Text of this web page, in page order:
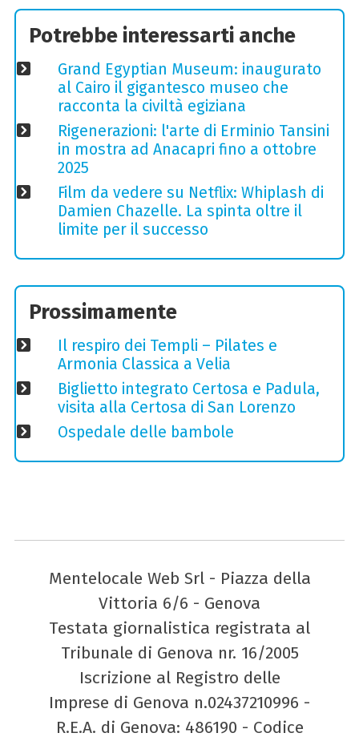
Potrebbe interessarti anche
Grand Egyptian Museum: inaugurato
al Cairo il gigantesco museo che
racconta la civiltà egiziana
Rigenerazioni: l'arte di Erminio Tansini
in mostra ad Anacapri fino a ottobre
2025
Film da vedere su Netflix: Whiplash di
Damien Chazelle. La spinta oltre il
limite per il successo
Prossimamente
Il respiro dei Templi – Pilates e
Armonia Classica a Velia
Biglietto integrato Certosa e Padula,
visita alla Certosa di San Lorenzo
Ospedale delle bambole
Mentelocale Web Srl - Piazza della
Vittoria 6/6 - Genova
Testata giornalistica registrata al
Tribunale di Genova nr. 16/2005
Iscrizione al Registro delle
Imprese di Genova n.02437210996 -
R.E.A. di Genova: 486190 - Codice